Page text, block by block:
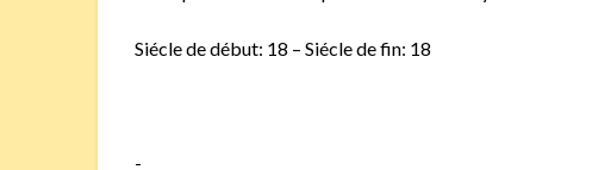
Siécle de début: 18 – Siécle de fin: 18
-